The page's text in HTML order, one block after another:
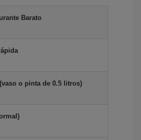
Barato
o pinta de 0.5 litros)